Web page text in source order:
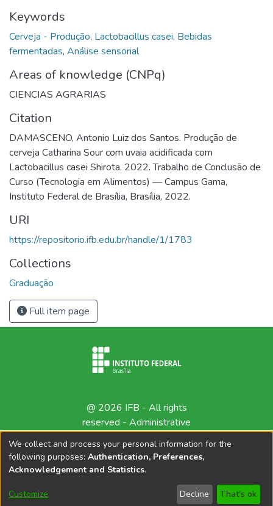
Keywords
Cerveja - Produção, Lactobacillus casei, Bebidas
fermentadas, Análise sensorial
Areas of knowledge (CNPq)
CIENCIAS AGRARIAS
Citation
DAMASCENO, Antonio Luiz dos Santos. Produção de
cerveja Catharina Sour com uvaia acidificada com
Lactobacillus casei Shirota. 2022. Trabalho de Conclusão de
Curso (Tecnologia em Alimentos) — Campus Gama,
Instituto Federal de Brasília, Brasília, 2022.
URI
https://repositorio.ifb.edu.br/handle/1/1783
Collections
Graduação
Full item page
@ 2026 IFB - All rights
reserved - Administrative
We collect and process your personal information for the
following purposes: Authentication, Preferences,
Acknowledgement and Statistics.
Customize Decline That's ok